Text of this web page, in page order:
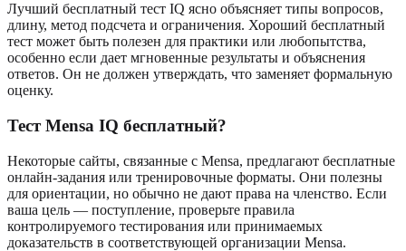
Лучший бесплатный тест IQ ясно объясняет типы вопросов,
длину, метод подсчета и ограничения. Хороший бесплатный
тест может быть полезен для практики или любопытства,
особенно если дает мгновенные результаты и объяснения
ответов. Он не должен утверждать, что заменяет формальную
оценку.
Тест Mensa IQ бесплатный?
Некоторые сайты, связанные с Mensa, предлагают бесплатные
онлайн-задания или тренировочные форматы. Они полезны
для ориентации, но обычно не дают права на членство. Если
ваша цель — поступление, проверьте правила
контролируемого тестирования или принимаемых
доказательств в соответствующей организации Mensa.